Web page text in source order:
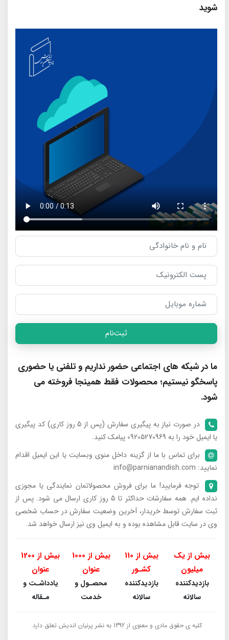
شوید
ثبت‌نام
ما در شبکه های اجتماعی حضور نداریم و تلفنی یا حضوری
پاسخگو نیستیم؛ محصولات فقط همینجا فروخته می
شود.
در صورت نیاز به پیگیری سفارش (پس از 5 روز کاری) کد پیگیری
یا ایمیل خود را به 09205270969 پیامک کنید.
برای تماس با ما از گزینه داخل منوی وبسایت یا این ایمیل اقدام
نمایید: info@parnianandish.com
توجه فرمایید! ما برای فروش محصولاتمان نمایندگی یا مجوزی
نداده ایم. همه سفارشات حداکثر تا 5 روز کاری ارسال می شود. پس از
ثبت سفارش توسط خریدار، آخرین وضعیت سفارش در حساب شخصی
وی در سایت قابل مشاهده بوده و به ایمیل وی نیز ارسال خواهد شد.
بیش از یک
میلیون
بازدیدکننده
سالانه
بیش از 110
کشـور
بازدیدکننده
سالانه
بیش از 1000
عنوان
محصـول و
خدمت
بیش از 1200
عنوان
یادداشـت و
مـقاله
کلیه ی حقوق مادی و معنوی از 1392 به نشر پرنیان اندیش تعلق دارد.